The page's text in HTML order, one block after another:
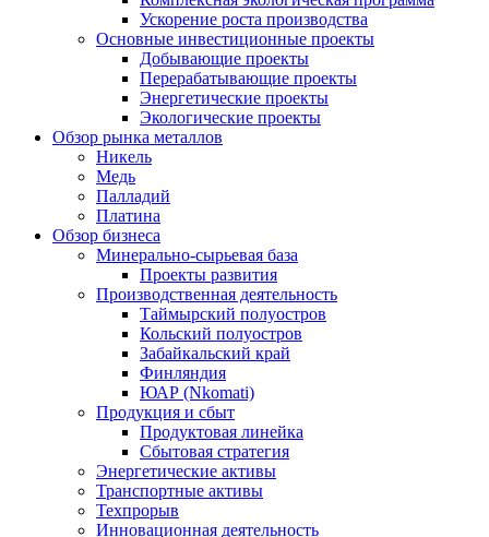
Ускорение роста производства
Основные инвестиционные проекты
Добывающие проекты
Перерабатывающие проекты
Энергетические проекты
Экологические проекты
Обзор рынка металлов
Никель
Медь
Палладий
Платина
Обзор бизнеса
Минерально-сырьевая база
Проекты развития
Производственная деятельность
Таймырский полуостров
Кольский полуостров
Забайкальский край
Финляндия
ЮАР (Nkomati)
Продукция и сбыт
Продуктовая линейка
Сбытовая стратегия
Энергетические активы
Транспортные активы
Техпрорыв
Инновационная деятельность